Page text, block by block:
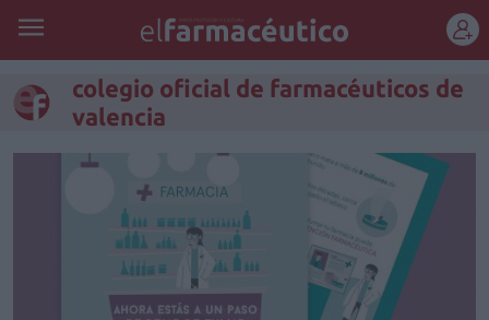
REGÍSTRATE
colegio oficial de farmacéuticos de
valencia